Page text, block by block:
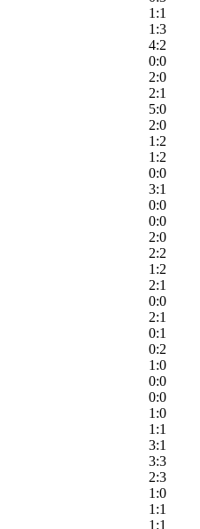
1:1
1:3
4:2
0:0
2:0
2:1
5:0
2:0
1:2
1:2
0:0
3:1
0:0
0:0
2:0
2:2
1:2
2:1
0:0
2:1
0:1
0:2
1:0
0:0
0:0
1:0
1:1
3:1
3:3
2:3
1:0
1:1
1:1